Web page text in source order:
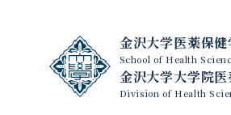
金沢大学医薬保
School of Health
金沢大学大学院
Division of Health